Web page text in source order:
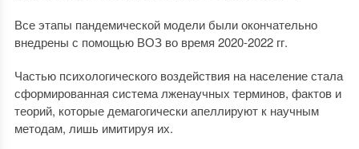
Все этапы пандемической модели были окончательно
внедрены с помощью ВОЗ во время 2020-2022 гг.
Частью психологического воздействия на население стала
сформированная система лженаучных терминов, фактов и
теорий, которые демагогически апеллируют к научным
методам, лишь имитируя их.